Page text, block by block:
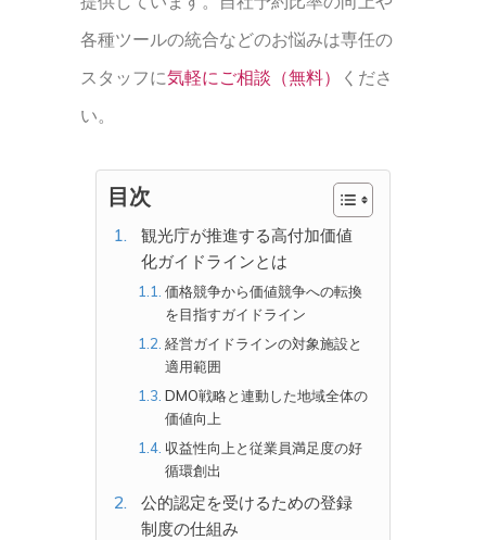
各種ツールの統合などのお悩みは専任の
スタッフに気軽にご相談（無料）
くださ
い。
目次
観光庁が推進する高付加価値
化ガイドラインとは
価格競争から価値競争への転換
を目指すガイドライン
経営ガイドラインの対象施設と
適用範囲
DMO戦略と連動した地域全体の
価値向上
収益性向上と従業員満足度の好
循環創出
公的認定を受けるための登録
制度の仕組み